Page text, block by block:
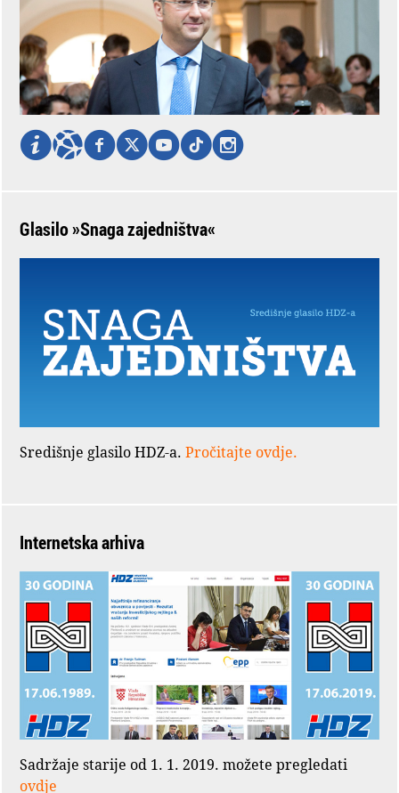
Glasilo »Snaga zajedništva«
Središnje glasilo HDZ-a. Pročitajte ovdje.
Internetska arhiva
Sadržaje starije od 1. 1. 2019. možete pregledati
ovdje